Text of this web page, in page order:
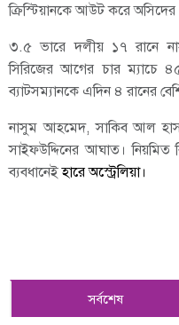
ক্রিস্টিয়ানকে আউট করে
৩.৫ ভারে দলীয় ১৭ রানে
সিরিজের আগের চার
ব্যাটসম্যানকে এদিন ৪ রানের
নাসুম আহমেদ, সাকিব আল
সাইফউদ্দিনের আঘাত।
ব্যবধানেইহারে অস্ট্রেলিয়া।
সর্বশেষ